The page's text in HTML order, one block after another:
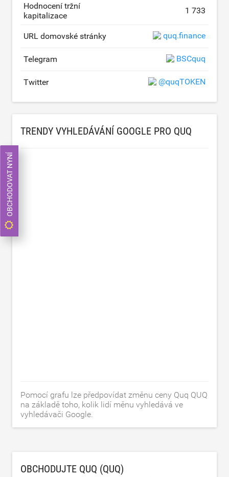
Hodnocení tržní
kapitalizace
1 733
URL domovské stránky quq.finance
Telegram BSCquq
Twitter @quqTOKEN
TRENDY VYHLEDÁVÁNÍ GOOGLE PRO QUQ
Pomocí grafu lze předpovídat změnu ceny Quq QUQ
na základě toho, kolik lidí měnu vyhledává ve
vyhledávači Google.
OBCHODUJTE QUQ (QUQ)
OBCHODOVAT NYNÍ